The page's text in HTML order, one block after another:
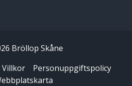
Bröllop Skåne
Villkor
Personuppgiftspolicy